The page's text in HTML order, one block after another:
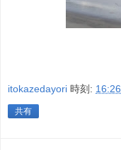
itokazedayori 時刻: 16:26
共有